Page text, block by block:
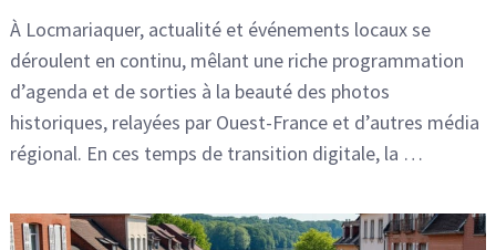
À Locmariaquer, actualité et événements locaux se
déroulent en continu, mêlant une riche programmation
d’agenda et de sorties à la beauté des photos
historiques, relayées par Ouest-France et d’autres média
régional. En ces temps de transition digitale, la …